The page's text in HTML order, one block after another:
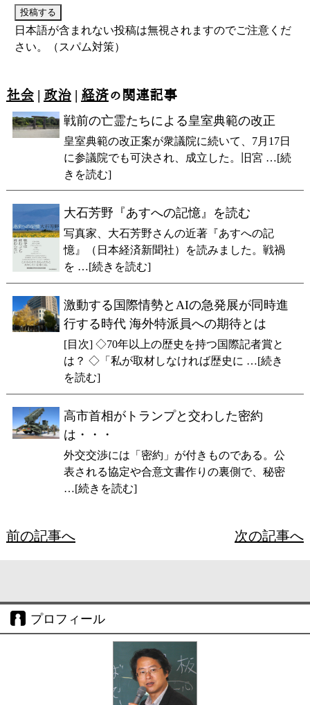
日本語が含まれない投稿は無視されますのでご注意くだ
さい。（スパム対策）
社会| 政治| 経済の関連記事
戦前の亡霊たちによる皇室典範の改正
皇室典範の改正案が衆議院に続いて、7月17日
に参議院でも可決され、成立した。旧宮 …[続
きを読む]
大石芳野『あすへの記憶』を読む
写真家、大石芳野さんの近著『あすへの記
憶』（日本経済新聞社）を読みました。戦禍
を …[続きを読む]
激動する国際情勢とAIの急発展が同時進
行する時代 海外特派員への期待とは
[目次] ◇70年以上の歴史を持つ国際記者賞と
は？ ◇「私が取材しなければ歴史に …[続き
を読む]
高市首相がトランプと交わした密約
は・・・
外交交渉には「密約」が付きものである。公
表される協定や合意文書作りの裏側で、秘密
…[続きを読む]
前の記事へ 次の記事へ
プロフィール